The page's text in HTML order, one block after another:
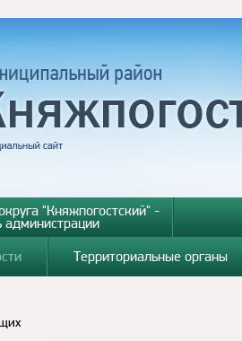
"Княжпогостский" -
администрации
Территориальные органы